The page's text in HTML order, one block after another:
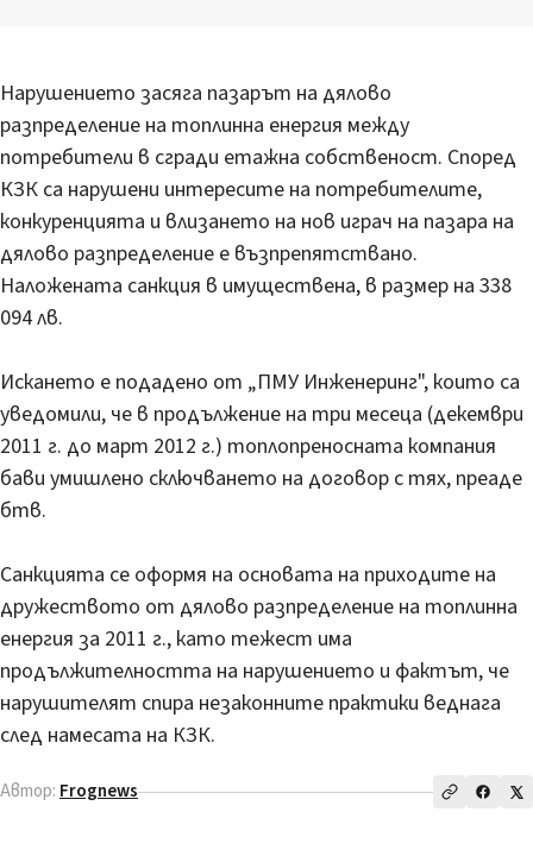
Нарушението засяга пазарът на дялово
разпределение на топлинна енергия между
потребители в сгради етажна собственост. Според
КЗК са нарушени интересите на потребителите,
конкуренцията и влизането на нов играч на пазара на
дялово разпределение е възпрепятствано.
Наложената санкция в имуществена, в размер на 338
094 лв.
Искането е подадено от „ПМУ Инженеринг", които са
уведомили, че в продължение на три месеца (декември
2011 г. до март 2012 г.) топлопреносната компания
бави умишлено сключването на договор с тях, преаде
бтв.
Санкцията се оформя на основата на приходите на
дружеството от дялово разпределение на топлинна
енергия за 2011 г., като тежест има
продължителността на нарушението и фактът, че
нарушителят спира незаконните практики веднага
след намесата на КЗК.
Автор:Frognews